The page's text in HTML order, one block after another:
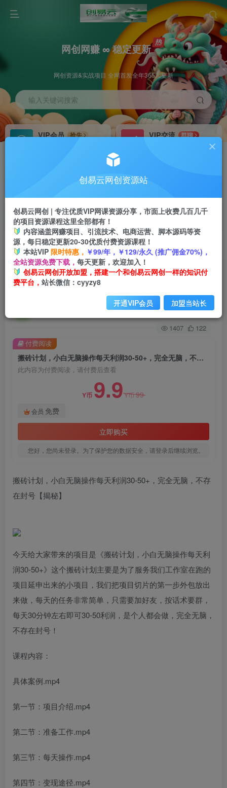
网创网赚 ∞ 稳定更新
网创资源&实战项目 全网首发全年365天更新
输入关键词搜索
VIP会员
抢先
VIP交流
群聊
研究探讨更多创业项目路子。
会员专属推广链接
挂机 项目
脚本卡密
APP下载
GO
首页 创业课程 会员免费 正文
搬砖计划，小白无脑操作每天利润30-50+，完全
无脑，不存在封号【揭秘】
关注
1407 122
搬砖计划，小白无脑操作每天利润30-50+，完全无脑，不存在封号【揭秘】
此内容为付费阅读，请付费后查看
Y币 9.9Y币99
会员 免费
立即购买
您好，您尚未登录。为了保护您的数据安全，请登录后继续浏览。
付费阅读
搬砖计划，小白无脑操作每天利润30-50+，完全无脑，不存
在封号【揭秘】
今天给大家带来的项目是《搬砖计划，小白无脑操作每天利
润30-50+》这个搬砖计划主要是为了服务我们工作室在跑的
项目延申出来的小项目，我们把项目切片的第一步外包放出
来做，每天的任务非常简单，只需要加好友，按话术要群，
每天30分钟左右即可30-50利润，是个人都会做，完全无脑，
不存在封号！
课程内容：
具体案例.mp4
第一节：项目介绍.mp4
第二节：准备工作.mp4
第三节：每天操作.mp4
第四节：变现途径.mp4
创易云网创资源站
创易云网创 | 专注优质VIP网课资源分享，市面上收费几百几千
的项目资源课程这里全部都有！
内容涵盖网赚项目、引流技术、电商运营、脚本源码等资
源，每日稳定更新20-30优质付费资源课程！
本站VIP 限时特惠， ￥99/年，￥129/永久 (推广佣金70%)，
全站资源免费下载， 每天更新，欢迎加入！
创易云网创开放加盟，搭建一个和创易云网创一样的知识付
费平台， 站长微信：cyyzy8
开通VIP会员 加盟当站长